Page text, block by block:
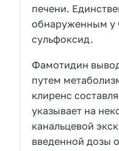
печени.
обнаруженным у
сульфоксид.
Фамотидин
путем
клиренс
указывает на
канальцевой
введенной дозы